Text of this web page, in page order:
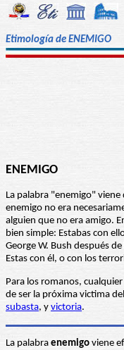
Etimología de ENEMIGO
ENEMIGO
La palabra "enemigo" viene
enemigo no era
alguien que no era amigo.
bien simple: Estabas con
George W. Bush después
Estas con él, o con los
Para los romanos,
de ser la próxima victima
subasta, y victoria.
La palabra enemigo viene